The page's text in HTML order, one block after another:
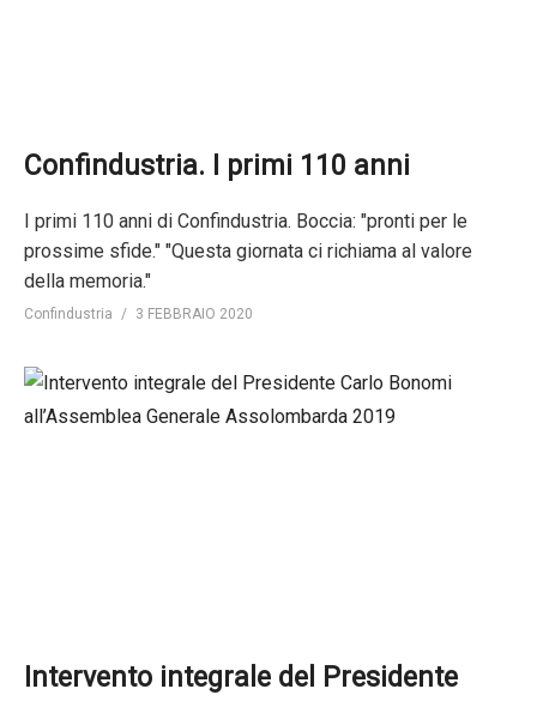
Confindustria. I primi 110 anni
I primi 110 anni di Confindustria. Boccia: "pronti per le
prossime sfide." "Questa giornata ci richiama al valore
della memoria."
Confindustria 3 FEBBRAIO 2020
Intervento integrale del Presidente